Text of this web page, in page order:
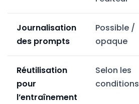
Journalisation
des prompts
Possible /
opaque
Réutilisation
pour
l’entraînement
Selon les
conditions